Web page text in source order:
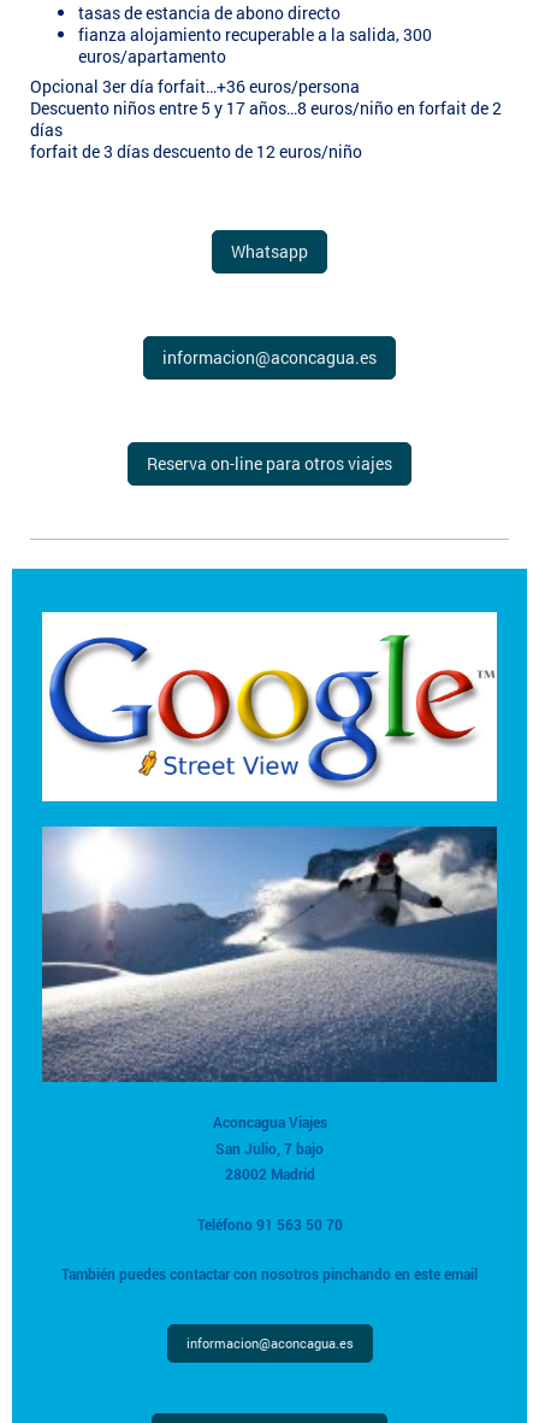
tasas de estancia de abono directo
fianza alojamiento recuperable a la salida, 300
euros/apartamento
Opcional 3er día forfait…+36 euros/persona
Descuento niños entre 5 y 17 años…8 euros/niño en forfait de 2
días
forfait de 3 días descuento de 12 euros/niño
Whatsapp
informacion@aconcagua.es
Reserva on-line para otros viajes
Aconcagua Viajes
San Julio, 7 bajo
28002 Madrid
Teléfono 91 563 50 70
También puedes contactar con nosotros pinchando en este email
informacion@aconcagua.es